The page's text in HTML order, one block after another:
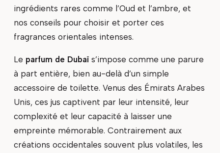
ingrédients rares comme l’Oud et l’ambre, et
nos conseils pour choisir et porter ces
fragrances orientales intenses.
Le parfum de Dubaï s’impose comme une parure
à part entière, bien au-delà d’un simple
accessoire de toilette. Venus des Émirats Arabes
Unis, ces jus captivent par leur intensité, leur
complexité et leur capacité à laisser une
empreinte mémorable. Contrairement aux
créations occidentales souvent plus volatiles, les